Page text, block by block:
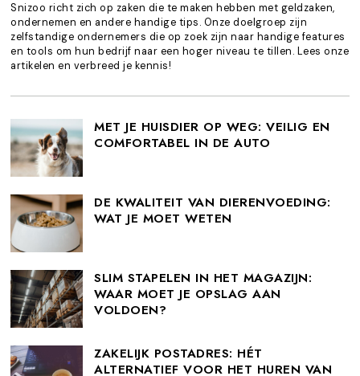
Snizoo richt zich op zaken die te maken hebben met geldzaken,
ondernemen en andere handige tips. Onze doelgroep zijn
zelfstandige ondernemers die op zoek zijn naar handige features
en tools om hun bedrijf naar een hoger niveau te tillen. Lees onze
artikelen en verbreed je kennis!
MET JE HUISDIER OP WEG: VEILIG EN
COMFORTABEL IN DE AUTO
DE KWALITEIT VAN DIERENVOEDING:
WAT JE MOET WETEN
SLIM STAPELEN IN HET MAGAZIJN:
WAAR MOET JE OPSLAG AAN
VOLDOEN?
ZAKELIJK POSTADRES: HÉT
ALTERNATIEF VOOR HET HUREN VAN